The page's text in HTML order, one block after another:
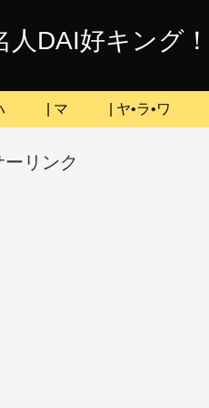
DAI好キング！
| マ | ヤ•ラ•ワ
ーリンク